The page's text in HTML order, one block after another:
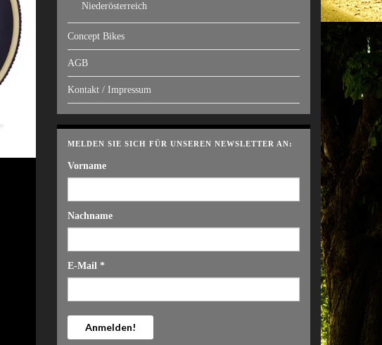
Niederösterreich
Concept Bikes
AGB
Kontakt / Impressum
MELDEN SIE SICH FÜR UNSEREN NEWSLETTER AN:
Vorname
Nachname
E-Mail *